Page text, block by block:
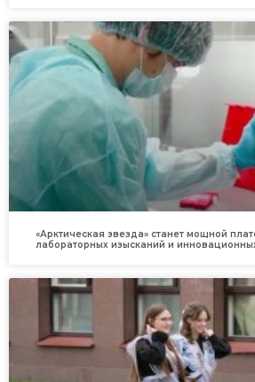
«Арктическая звезда» станет мощной
лабораторных изысканий и